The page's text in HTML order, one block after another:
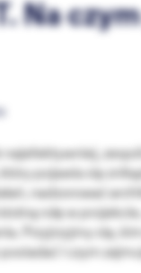
Na
najefektywniej,
pojawia się
nadzorować
rolę w
Przyjrzyjmy się,
i czym